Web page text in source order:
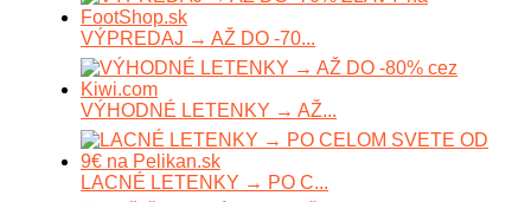
VÝPREDAJ → AŽ DO -70...
VÝHODNÉ LETENKY → AŽ...
LACNÉ LETENKY → PO C...